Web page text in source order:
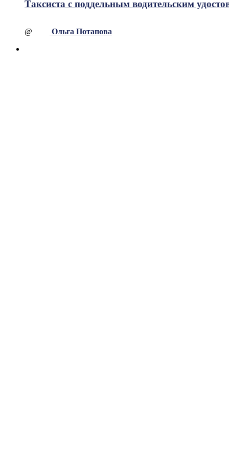
Таксиста с поддельным водительским
@ Ольга Потапова